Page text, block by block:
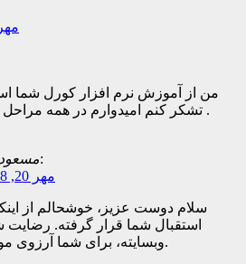
مهر 17, 1398 در 23:11
من از آموزش نرم افزار کورل شما
تشکر کنم امیدوارم در همه مراحل زندگی موفق باشید .
گفت:
مهر 20, 1398 در 18:27
سلام دوست عزیز، خوشحالم از
استقبال شما قرار گرفته.
وبسایته، برای شما آرزوی موفقیت میکنم.